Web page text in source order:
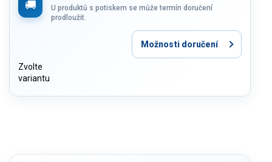
Zvolte
variantu
U produktů s potiskem se může termín doručení
prodloužit.
Možnosti doručení